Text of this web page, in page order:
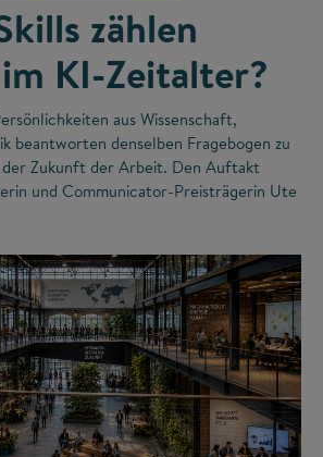
zählen
KI-Zeitalter?
aus Wissenschaft,
beantworten denselben Fragebogen zu
der Zukunft der Arbeit. Den Auftakt
und Communicator-Preisträgerin Ute